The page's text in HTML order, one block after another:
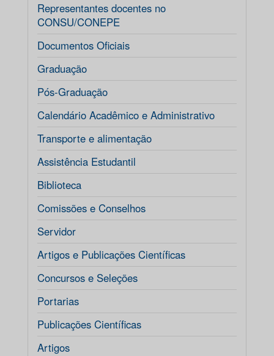
Representantes docentes no
CONSU/CONEPE
Documentos Oficiais
Graduação
Pós-Graduação
Calendário Acadêmico e Administrativo
Transporte e alimentação
Assistência Estudantil
Biblioteca
Comissões e Conselhos
Servidor
Artigos e Publicações Científicas
Concursos e Seleções
Portarias
Publicações Científicas
Artigos